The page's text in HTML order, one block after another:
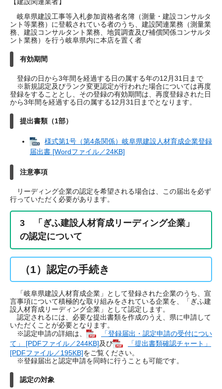
岐阜県建設工事等入札参加資格者名簿（測量・建設コンサルタ
ント等業務）に登載されている者のうち、建設関連業務（測量業
務、建設コンサルタント業務、地質調査及び補償関係コンサルタ
ント業務）を行う岐阜県内に本店を置く者
有効期間
登録の日から3年間を経過する日の属する年の12月31日まで
※新規認定及びランク変更認定が行われた場合については再度
登録をすることとし、その登録の有効期間は、再度登録された日
から3年間を経過する日の属する12月31日までとなります。
提出書類（1部）
様式第1号（第4条関係）岐阜県建設人材育成企業登録
届出書 [Wordファイル／24KB]
注意事項
リーディング企業の認定を希望される場合は、この届出を必ず
行っていただく必要があります。
3 「ぎふ建設人材育成リーディング企業」
の認定について
（1）認定の手続き
「岐阜県建設人材育成企業」として登録された企業のうち、宣
言事項について積極的な取り組みをされている企業を、「ぎふ建
設人材育成リーディング企業」として認定します。
認定されるには、必要な提出書類を作成のうえ、県に申請して
いただくことが必要となります。
※認定申請の詳細は、
「登録届出・認定申請の受付につい
て」 [PDFファイル／244KB]及び
「提出書類確認チャート」
[PDFファイル／195KB]をご覧ください。
※登録届出と認定申請を同時に行うことも可能です。
認定の対象